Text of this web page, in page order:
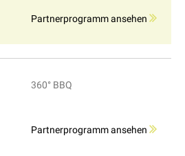
Partnerprogramm ansehen
360° BBQ
Partnerprogramm ansehen